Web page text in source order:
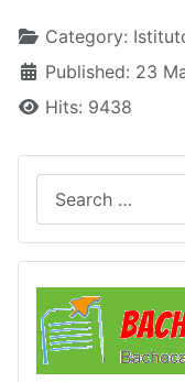
DetailsCategory:
Published: 23
Hits: 9438